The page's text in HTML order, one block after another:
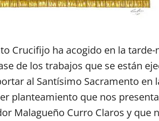
Crucifijo ha acogido en la
de los trabajos que se están
al Santísimo Sacramento en
planteamiento que nos
Malagueño Curro Claros y que